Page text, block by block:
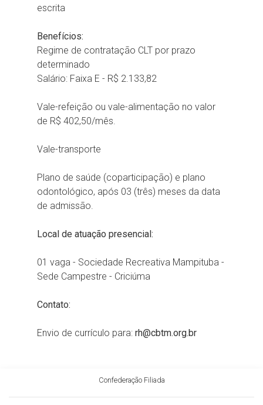
escrita
Benefícios:
Regime de contratação CLT por prazo
determinado
Salário: Faixa E - R$ 2.133,82
Vale-refeição ou vale-alimentação no valor
de R$ 402,50/mês.
Vale-transporte
Plano de saúde (coparticipação) e plano
odontológico, após 03 (três) meses da data
de admissão.
Local de atuação presencial:
01 vaga - Sociedade Recreativa Mampituba -
Sede Campestre - Criciúma
Contato:
Envio de currículo para: rh@cbtm.org.br
Confederação Filiada